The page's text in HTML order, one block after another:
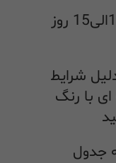
زمان رسیدن مرسوله بین 10الی15 روز
شرایط
با رنگ
جدول